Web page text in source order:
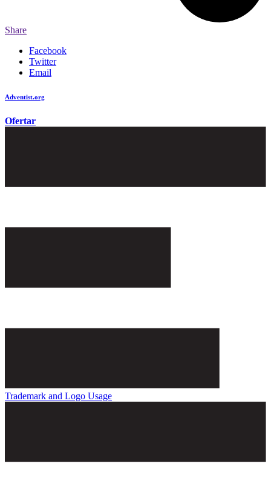
Share
Facebook
Twitter
Email
Adventist.org
Ofertar
Trademark and Logo Usage